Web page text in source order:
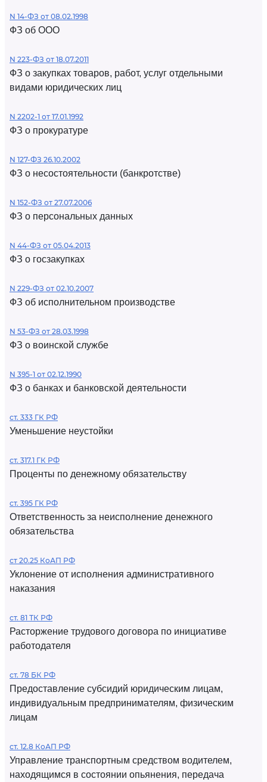
N 14-ФЗ от 08.02.1998
ФЗ об ООО
N 223-ФЗ от 18.07.2011
ФЗ о закупках товаров, работ, услуг отдельными
видами юридических лиц
N 2202-1 от 17.01.1992
ФЗ о прокуратуре
N 127-ФЗ 26.10.2002
ФЗ о несостоятельности (банкротстве)
N 152-ФЗ от 27.07.2006
ФЗ о персональных данных
N 44-ФЗ от 05.04.2013
ФЗ о госзакупках
N 229-ФЗ от 02.10.2007
ФЗ об исполнительном производстве
N 53-ФЗ от 28.03.1998
ФЗ о воинской службе
N 395-1 от 02.12.1990
ФЗ о банках и банковской деятельности
ст. 333 ГК РФ
Уменьшение неустойки
ст. 317.1 ГК РФ
Проценты по денежному обязательству
ст. 395 ГК РФ
Ответственность за неисполнение денежного
обязательства
ст 20.25 КоАП РФ
Уклонение от исполнения административного
наказания
ст. 81 ТК РФ
Расторжение трудового договора по инициативе
работодателя
ст. 78 БК РФ
Предоставление субсидий юридическим лицам,
индивидуальным предпринимателям, физическим
лицам
ст. 12.8 КоАП РФ
Управление транспортным средством водителем,
находящимся в состоянии опьянения, передача